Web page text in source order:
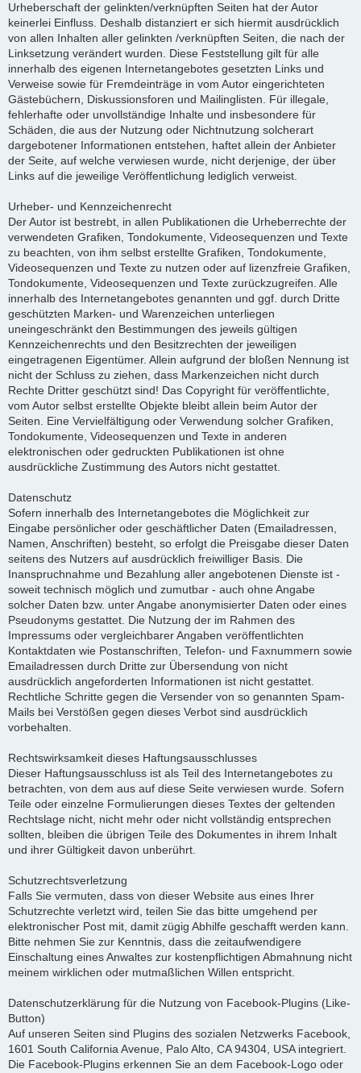
Urheberschaft der gelinkten/verknüpften Seiten hat der Autor
keinerlei Einfluss. Deshalb distanziert er sich hiermit ausdrücklich
von allen Inhalten aller gelinkten /verknüpften Seiten, die nach der
Linksetzung verändert wurden. Diese Feststellung gilt für alle
innerhalb des eigenen Internetangebotes gesetzten Links und
Verweise sowie für Fremdeinträge in vom Autor eingerichteten
Gästebüchern, Diskussionsforen und Mailinglisten. Für illegale,
fehlerhafte oder unvollständige Inhalte und insbesondere für
Schäden, die aus der Nutzung oder Nichtnutzung solcherart
dargebotener Informationen entstehen, haftet allein der Anbieter
der Seite, auf welche verwiesen wurde, nicht derjenige, der über
Links auf die jeweilige Veröffentlichung lediglich verweist.
Urheber- und Kennzeichenrecht
Der Autor ist bestrebt, in allen Publikationen die Urheberrechte der
verwendeten Grafiken, Tondokumente, Videosequenzen und Texte
zu beachten, von ihm selbst erstellte Grafiken, Tondokumente,
Videosequenzen und Texte zu nutzen oder auf lizenzfreie Grafiken,
Tondokumente, Videosequenzen und Texte zurückzugreifen. Alle
innerhalb des Internetangebotes genannten und ggf. durch Dritte
geschützten Marken- und Warenzeichen unterliegen
uneingeschränkt den Bestimmungen des jeweils gültigen
Kennzeichenrechts und den Besitzrechten der jeweiligen
eingetragenen Eigentümer. Allein aufgrund der bloßen Nennung ist
nicht der Schluss zu ziehen, dass Markenzeichen nicht durch
Rechte Dritter geschützt sind! Das Copyright für veröffentlichte,
vom Autor selbst erstellte Objekte bleibt allein beim Autor der
Seiten. Eine Vervielfältigung oder Verwendung solcher Grafiken,
Tondokumente, Videosequenzen und Texte in anderen
elektronischen oder gedruckten Publikationen ist ohne
ausdrückliche Zustimmung des Autors nicht gestattet.
Datenschutz
Sofern innerhalb des Internetangebotes die Möglichkeit zur
Eingabe persönlicher oder geschäftlicher Daten (Emailadressen,
Namen, Anschriften) besteht, so erfolgt die Preisgabe dieser Daten
seitens des Nutzers auf ausdrücklich freiwilliger Basis. Die
Inanspruchnahme und Bezahlung aller angebotenen Dienste ist -
soweit technisch möglich und zumutbar - auch ohne Angabe
solcher Daten bzw. unter Angabe anonymisierter Daten oder eines
Pseudonyms gestattet. Die Nutzung der im Rahmen des
Impressums oder vergleichbarer Angaben veröffentlichten
Kontaktdaten wie Postanschriften, Telefon- und Faxnummern sowie
Emailadressen durch Dritte zur Übersendung von nicht
ausdrücklich angeforderten Informationen ist nicht gestattet.
Rechtliche Schritte gegen die Versender von so genannten Spam-
Mails bei Verstößen gegen dieses Verbot sind ausdrücklich
vorbehalten.
Rechtswirksamkeit dieses Haftungsausschlusses
Dieser Haftungsausschluss ist als Teil des Internetangebotes zu
betrachten, von dem aus auf diese Seite verwiesen wurde. Sofern
Teile oder einzelne Formulierungen dieses Textes der geltenden
Rechtslage nicht, nicht mehr oder nicht vollständig entsprechen
sollten, bleiben die übrigen Teile des Dokumentes in ihrem Inhalt
und ihrer Gültigkeit davon unberührt.
Schutzrechtsverletzung
Falls Sie vermuten, dass von dieser Website aus eines Ihrer
Schutzrechte verletzt wird, teilen Sie das bitte umgehend per
elektronischer Post mit, damit zügig Abhilfe geschafft werden kann.
Bitte nehmen Sie zur Kenntnis, dass die zeitaufwendigere
Einschaltung eines Anwaltes zur kostenpflichtigen Abmahnung nicht
meinem wirklichen oder mutmaßlichen Willen entspricht.
Datenschutzerklärung für die Nutzung von Facebook-Plugins (Like-
Button)
Auf unseren Seiten sind Plugins des sozialen Netzwerks Facebook,
1601 South California Avenue, Palo Alto, CA 94304, USA integriert.
Die Facebook-Plugins erkennen Sie an dem Facebook-Logo oder